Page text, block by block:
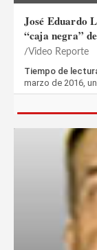
José Eduardo
“caja negra”
Video Reporte
Tiempo de
marzo de 2016,